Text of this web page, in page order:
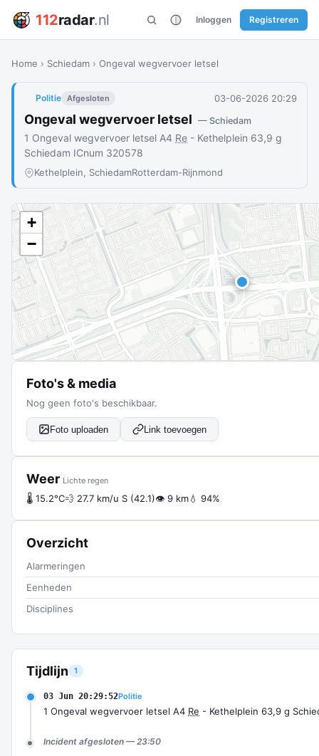
112radar.nl Inloggen Registreren
Home › Schiedam › Ongeval wegvervoer letsel
Politie Afgesloten 03-06-2026 20:29
Ongeval wegvervoer letsel — Schiedam
1 Ongeval wegvervoer letsel A4 Re - Kethelplein 63,9 g
Schiedam ICnum 320578
Kethelplein, SchiedamRotterdam-Rijnmond
Tijdlijn 1
03 Jun 20:29:52Politie
1 Ongeval wegvervoer letsel A4 Re - Kethelplein 63,9 g
Incident afgesloten — 23:50
+
−
Foto's & media
Nog geen foto's beschikbaar.
Foto uploaden Link toevoegen
Weer Lichte regen
🌡 15.2°C💨 27.7 km/u S (42.1)👁 9 km💧 94%
Overzicht
Alarmeringen
Eenheden
Disciplines